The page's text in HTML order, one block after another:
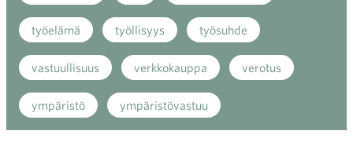
työelämä työllisyys työsuhde
vastuullisuus verkkokauppa verotus
ympäristö ympäristövastuu